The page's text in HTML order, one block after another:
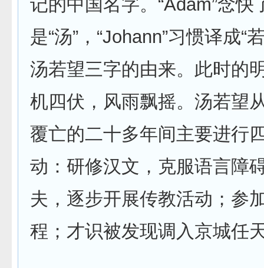
记的中国名字。“Adam”念快
是“汤”，“Johann”习惯译成“
汤若望三字的由来。此时的
机四伏，风雨飘摇。汤若望
覆亡的二十多年间主要进行
动：研修汉文，克服语言障
夫，逐步开展传教活动；参
程；才识被发现调入京城任